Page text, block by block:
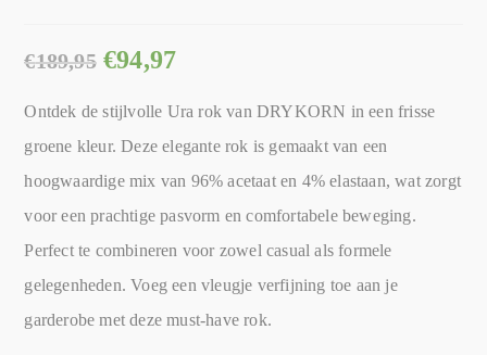
€189,95 €94,97
Ontdek de stijlvolle Ura rok van DRYKORN in een frisse
groene kleur. Deze elegante rok is gemaakt van een
hoogwaardige mix van 96% acetaat en 4% elastaan, wat zorgt
voor een prachtige pasvorm en comfortabele beweging.
Perfect te combineren voor zowel casual als formele
gelegenheden. Voeg een vleugje verfijning toe aan je
garderobe met deze must-have rok.